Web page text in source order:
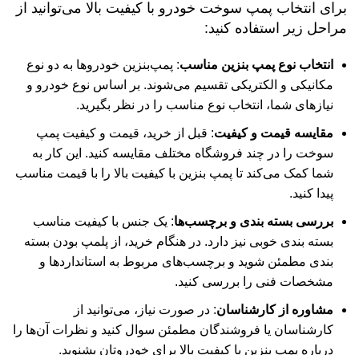
برای انتخاب پمپ سوخت خودرو با کیفیت بالا می‌توانید از
مراحل زیر استفاده کنید:
انتخاب نوع پمپ بنزین مناسب: پمپ‌بنزین خودروها به دو نوع
مکانیکی و الکتریکی تقسیم می‌شوند. بر اساس نوع خودرو و
نیازهای شما، انتخاب نوع مناسب را در نظر بگیرید.
مقایسه قیمت و کیفیت: قبل از خرید، قیمت و کیفیت پمپ
سوخت را در چند فروشگاه مختلف مقایسه کنید. این کار به
شما کمک می‌کند تا پمپ بنزین با کیفیت بالا را با قیمت مناسب
پیدا کنید.
بررسی بسته بندی و برچسب‌ها: یک جنس با کیفیت مناسب
بسته بندی خوبی نیز دارد. در هنگام خرید، از پلمپ بودن بسته
بندی مطمئن شوید و برچسب‌های مربوط به استانداردها و
مشخصات فنی را بررسی کنید.
مشاوره از کارشناسان: در صورت نیاز، می‌توانید از
کارشناسان یا فروشندگان مطمئن سوال کنید و نظرات آن‌ها را
درباره پمپ بنزین با کیفیت بالا برای خودروتان بشنوید.